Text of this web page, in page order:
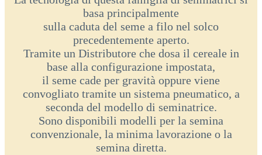
basa principalmente
sulla caduta del seme a filo nel solco
precedentemente aperto.
Tramite un Distributore che dosa il cereale in
base alla configurazione impostata,
il seme cade per gravità oppure viene
convogliato tramite un sistema pneumatico, a
seconda del modello di seminatrice.
Sono disponibili modelli per la semina
convenzionale, la minima lavorazione o la
semina diretta.